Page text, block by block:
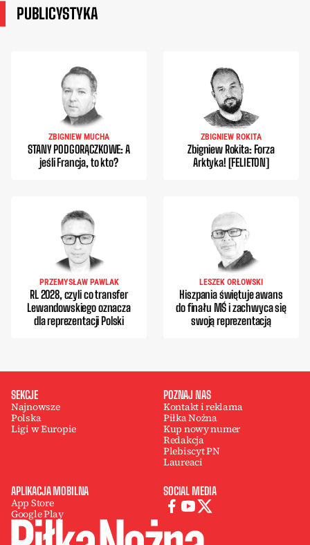
PUBLICYSTYKA
ZBIGNIEW MUCHA
STANY PODGORĄCZKOWE: A
jeśli Francja, to kto?
ZBIGNIEW ROKITA
Zbigniew Rokita: Forza
Arktyka! [FELIETON]
PRZEMYSŁAW PAWLAK
RL 2028, czyli co transfer
Lewandowskiego oznacza
dla reprezentacji Polski
LESZEK ORŁOWSKI
Hiszpania świętuje awans
do finału MŚ i zachwyca się
swoją reprezentacją
SEKCJE
Najnowsze
Polska
Ligi w Europie
POZNAJ NAS
Kontakt i reklama
Piłka Nożna
Kup nowy numer
Redakcja
Plebiscyt PN
Laureaci
APLIKACJA MOBILNA
App Store
Google Play
SOCIAL MEDIA